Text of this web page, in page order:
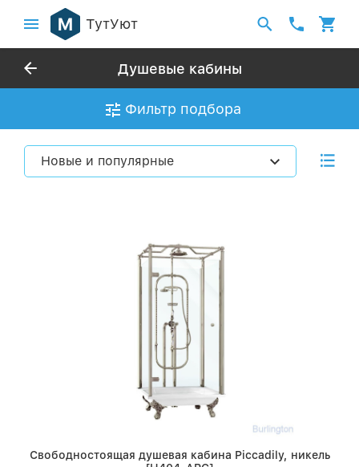
ТутУют
Душевые кабины
Фильтр подбора
Новые и популярные
Свободностоящая душевая кабина Piccadily, никель